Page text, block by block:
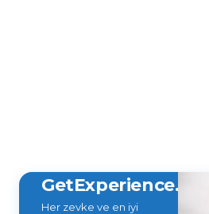
GetExperience.com
Her zevke ve en iyi